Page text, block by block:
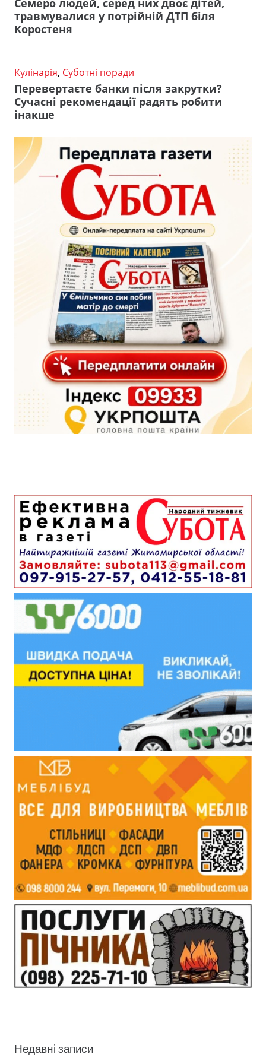
Семеро людей, серед них двоє дітей,
травмувалися у потрійній ДТП біля
Коростеня
Кулінарія, Суботні поради
Перевертаєте банки після закрутки?
Сучасні рекомендації радять робити
інакше
Недавні записи